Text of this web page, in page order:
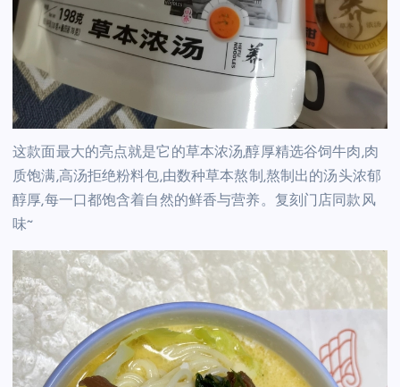
这款面最大的亮点就是它的草本浓汤,醇厚精选谷饲牛肉,肉
质饱满,高汤拒绝粉料包,由数种草本熬制,熬制出的汤头浓郁
醇厚,每一口都饱含着自然的鲜香与营养。复刻门店同款风
味~